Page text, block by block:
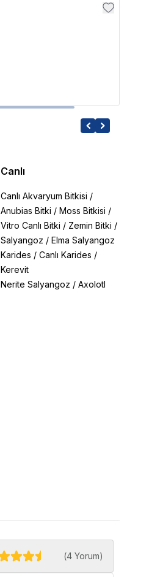
Canlı
Canlı Akvaryum Bitkisi /
Anubias Bitki /Moss Bitkisi /
Vitro Canlı Bitki / Zemin Bitki /
Salyangoz /Elma Salyangoz
Karides /Canlı Karides /
Kerevit
Nerite Salyangoz /Axolotl
(4 Yorum)